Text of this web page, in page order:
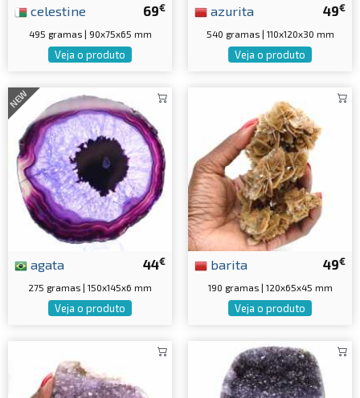
69€
celestine
495 gramas | 90x75x65 mm
Veja o produto
49€
azurita
540 gramas | 110x120x30 mm
Veja o produto
NEW
44€
agata
275 gramas | 150x145x6 mm
Veja o produto
49€
barita
190 gramas | 120x65x45 mm
Veja o produto